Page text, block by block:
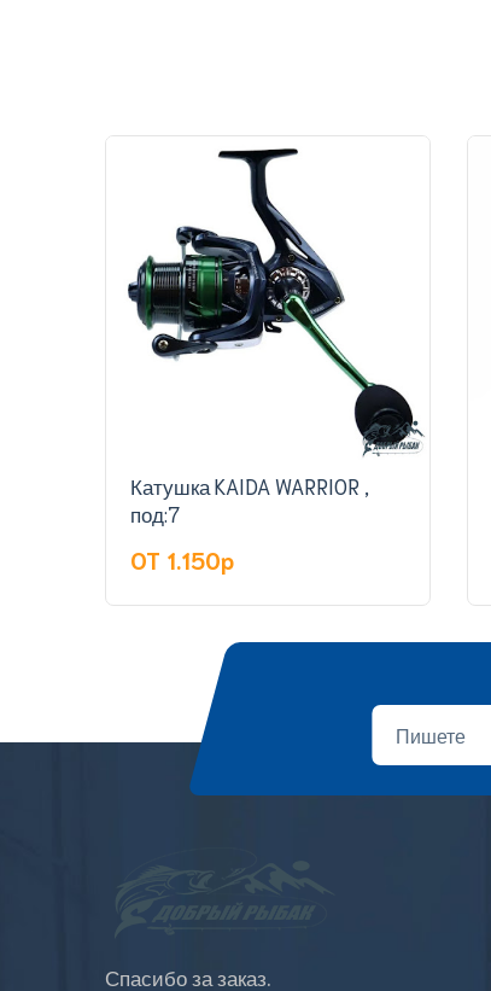
Катушка KAIDA WARRIOR ,
под:7
OT 1.150p
Спасибо за заказ.